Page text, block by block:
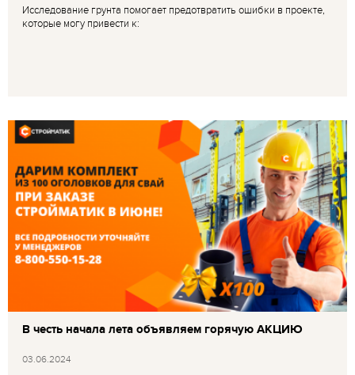
Исследование грунта помогает предотвратить ошибки в проекте,
которые могу привести к:
В честь начала лета объявляем горячую АКЦИЮ
03.06.2024